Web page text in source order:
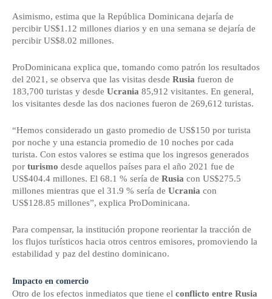
Asimismo, estima que la República Dominicana dejaría de
percibir US$1.12 millones diarios y en una semana se dejaría de
percibir US$8.02 millones.
ProDominicana explica que, tomando como patrón los resultados
del 2021, se observa que las visitas desde Rusia fueron de
183,700 turistas y desde Ucrania 85,912 visitantes. En general,
los visitantes desde las dos naciones fueron de 269,612 turistas.
“Hemos considerado un gasto promedio de US$150 por turista
por noche y una estancia promedio de 10 noches por cada
turista. Con estos valores se estima que los ingresos generados
por turismo desde aquellos países para el año 2021 fue de
US$404.4 millones. El 68.1 % sería de Rusia con US$275.5
millones mientras que el 31.9 % sería de Ucrania con
US$128.85 millones”, explica ProDominicana.
Para compensar, la institución propone reorientar la tracción de
los flujos turísticos hacia otros centros emisores, promoviendo la
estabilidad y paz del destino dominicano.
Impacto en comercio
Otro de los efectos inmediatos que tiene el conflicto entre Rusia